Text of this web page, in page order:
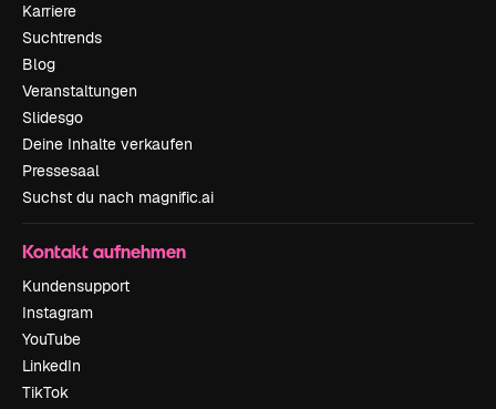
Karriere
Suchtrends
Blog
Veranstaltungen
Slidesgo
Deine Inhalte verkaufen
Pressesaal
Suchst du nach magnific.ai
Kontakt aufnehmen
Kundensupport
Instagram
YouTube
LinkedIn
TikTok